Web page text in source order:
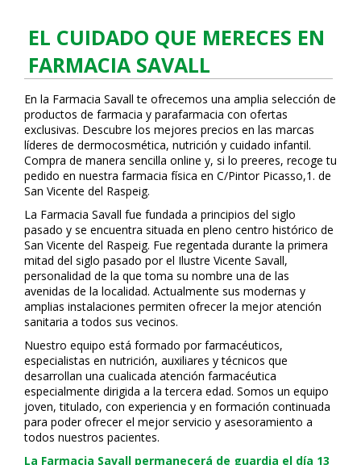
EL CUIDADO QUE MERECES EN
FARMACIA SAVALL
En la Farmacia Savall te ofrecemos una amplia selección de
productos de farmacia y parafarmacia con ofertas
exclusivas. Descubre los mejores precios en las marcas
líderes de dermocosmética, nutrición y cuidado infantil.
Compra de manera sencilla online y, si lo prefieres, recoge tu
pedido en nuestra farmacia física en C/Pintor Picasso,1. de
San Vicente del Raspeig.
La Farmacia Savall fue fundada a principios del siglo
pasado y se encuentra situada en pleno centro histórico de
San Vicente del Raspeig. Fue regentada durante la primera
mitad del siglo pasado por el Ilustre Vicente Savall,
personalidad de la que toma su nombre una de las
avenidas de la localidad. Actualmente sus modernas y
amplias instalaciones permiten ofrecer la mejor atención
sanitaria a todos sus vecinos.
Nuestro equipo está formado por farmacéuticos,
especialistas en nutrición, auxiliares y técnicos que
desarrollan una cualificada atención farmacéutica
especialmente dirigida a la tercera edad. Somos un equipo
joven, titulado, con experiencia y en formación continuada
para poder ofrecer el mejor servicio y asesoramiento a
todos nuestros pacientes.
La Farmacia Savall permanecerá de guardia el día 13